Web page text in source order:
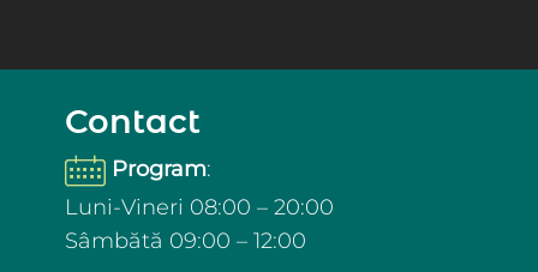
Contact
Program:
Luni-Vineri 08:00 – 20:00
Sâmbătă 09:00 – 12:00